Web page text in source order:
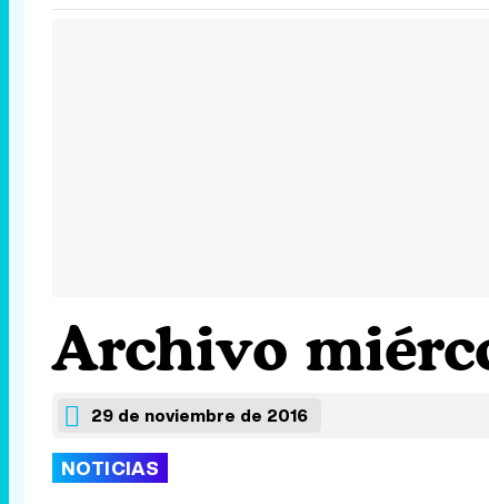
Archivo
29 de noviembre de 2016
NOTICIAS